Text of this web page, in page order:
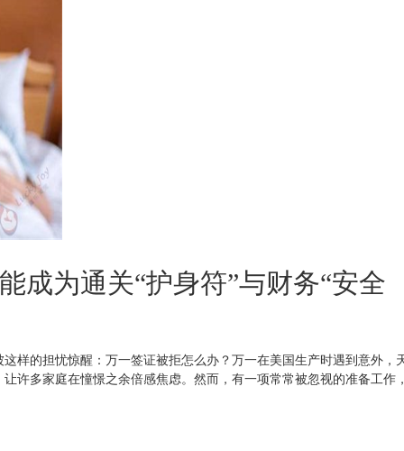
成为通关“护身符”与财务“安全
样的担忧惊醒：万一签证被拒怎么办？万一在美国生产时遇到意外，
许多家庭在憧憬之余倍感焦虑。然而，有一项常常被忽视的准备工作